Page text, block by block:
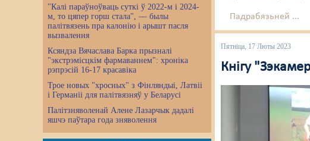
"Калі параўноўваць суткі ў 2022-м і 2024-
м, то цяпер горш стала", — былы
палітвязень пра калонію і арышт пасля
вызвалення
Ксяндза Вячаслава Барка прызналі
"экстрэмісцкім фармаваннем": хроніка
рэпрэсій 16-17 красавіка
Трое новых "хросных" з Фінляндыі, Латвіі
і Германіі для палітвязняў у Беларусі
Палітзняволенай Алене Лазарчык дадалі
яшчэ паўтара года зняволення
Падрабязьней ...
Пятніца, 17 Люты 2023
Кнігу